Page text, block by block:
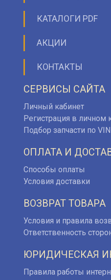
КАТАЛОГИ PDF
АКЦИИ
КОНТАКТЫ
СЕРВИСЫ САЙТА
Личный кабинет
Регистрация в личном
Подбор запчасти по VIN
ОПЛАТА И
Способы оплаты
Условия доставки
ВОЗВРАТ ТОВАРА
Условия и правила
Ответственность
ЮРИДИЧЕСКАЯ
Правила работы